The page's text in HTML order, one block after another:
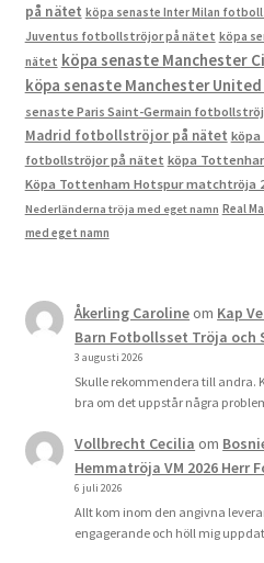
på nätet köpa senaste Inter Milan
Juventus fotbollströjor på nätet köpa
nätet köpa senaste
köpa senaste Manchester
senaste Paris Saint-Germain
Madrid fotbollströjor på nätet
fotbollströjor på nätet köpa
Köpa Tottenham Hotspur matchtröja
Nederländerna tröja med eget namn Real
med eget namn
Åkerling Carolineom Kap
Barn Fotbollsset Tröja och
3 augusti 2026
Skulle rekommendera till andra.
bra om det uppstår några
Vollbrecht Cecilia om
Hemmatröja VM 2026 Herr
6 juli 2026
Allt kom inom den angivna
engagerande och höll mig